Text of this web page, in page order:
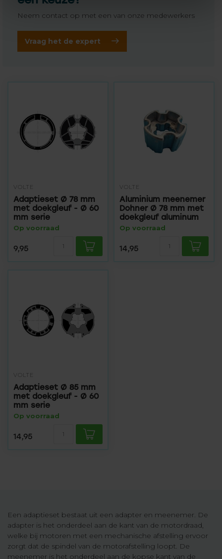
Neem contact op met een van onze medewerkers
Vraag het de expert
VOLTE
Adaptieset Ø 78 mm
met doekgleuf - Ø 60
mm serie
Op voorraad
9,95
VOLTE
Aluminium meenemer
Dohner Ø 78 mm met
doekgleuf aluminum
Op voorraad
14,95
VOLTE
Adaptieset Ø 85 mm
met doekgleuf - Ø 60
mm serie
Op voorraad
14,95
Een adaptieset bestaat uit een adapter en meenemer. De
adapter is het onderdeel aan de kant van de motordraad,
welke bij motoren met een mechanische afstelling ervoor
zorgt dat de spindel van de motorafstelling loopt. De
meenemer is het onderdeel aan de kopse kant van de